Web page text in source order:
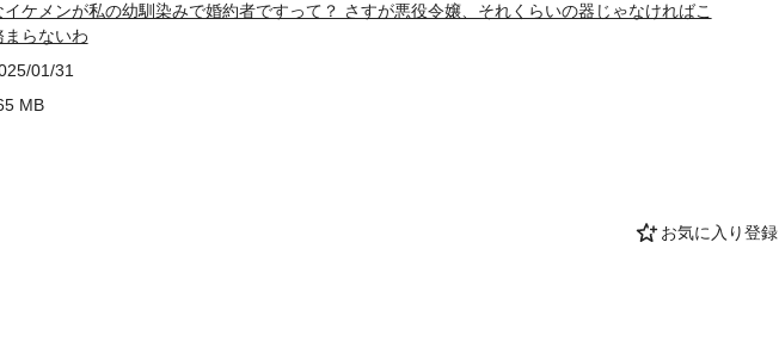
お気に入り登録
イケメンが私の幼馴染みで婚約者ですって？ さすが悪役令嬢、それくらいの器じゃなければこ
まらないわ
01/31
MB